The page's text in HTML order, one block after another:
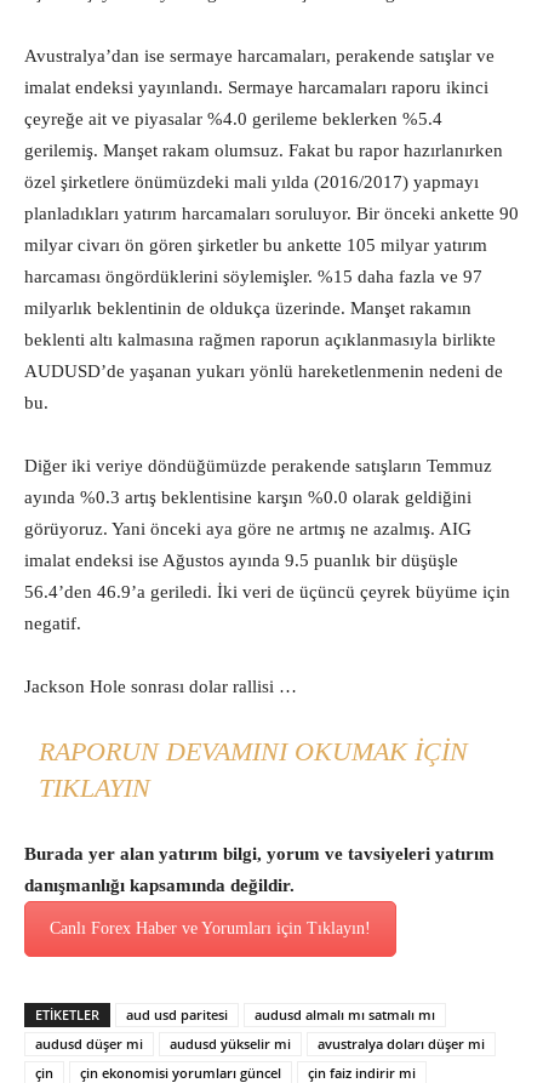
Avustralya’dan ise sermaye harcamaları, perakende satışlar ve
imalat endeksi yayınlandı. Sermaye harcamaları raporu ikinci
çeyreğe ait ve piyasalar %4.0 gerileme beklerken %5.4
gerilemiş. Manşet rakam olumsuz. Fakat bu rapor hazırlanırken
özel şirketlere önümüzdeki mali yılda (2016/2017) yapmayı
planladıkları yatırım harcamaları soruluyor. Bir önceki ankette 90
milyar civarı ön gören şirketler bu ankette 105 milyar yatırım
harcaması öngördüklerini söylemişler. %15 daha fazla ve 97
milyarlık beklentinin de oldukça üzerinde. Manşet rakamın
beklenti altı kalmasına rağmen raporun açıklanmasıyla birlikte
AUDUSD’de yaşanan yukarı yönlü hareketlenmenin nedeni de
bu.
Diğer iki veriye döndüğümüzde perakende satışların Temmuz
ayında %0.3 artış beklentisine karşın %0.0 olarak geldiğini
görüyoruz. Yani önceki aya göre ne artmış ne azalmış. AIG
imalat endeksi ise Ağustos ayında 9.5 puanlık bir düşüşle
56.4’den 46.9’a geriledi. İki veri de üçüncü çeyrek büyüme için
negatif.
Jackson Hole sonrası dolar rallisi …
RAPORUN DEVAMINI OKUMAK İÇIN
TIKLAYIN
Burada yer alan yatırım bilgi, yorum ve tavsiyeleri yatırım
danışmanlığı kapsamında değildir.
Canlı Forex Haber ve Yorumları için Tıklayın!
ETİKETLER aud usd paritesi
audusd almalı mı satmalı mı
audusd düşer mi
audusd yükselir mi
avustralya doları düşer mi
çin
çin ekonomisi yorumları güncel
çin faiz indirir mi